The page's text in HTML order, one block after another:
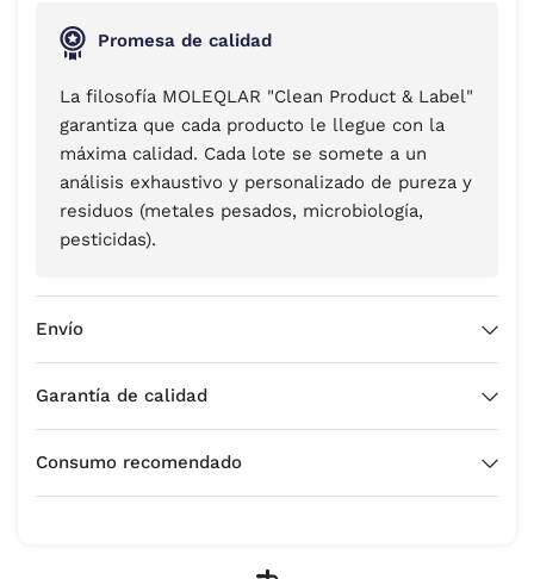
Promesa de calidad
La filosofía MOLEQLAR "Clean Product & Label"
garantiza que cada producto le llegue con la
máxima calidad. Cada lote se somete a un
análisis exhaustivo y personalizado de pureza y
residuos (metales pesados, microbiología,
pesticidas).
Envío
Garantía de calidad
Consumo recomendado